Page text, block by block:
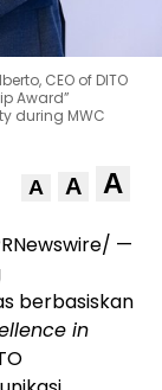
CEO of DITO
Award”
during MWC
A A A
—
berbasiskan
in